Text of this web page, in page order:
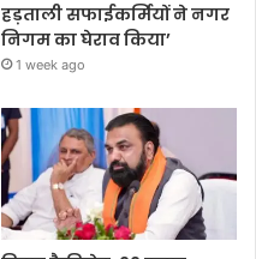
हड़ताली सफाईकर्मियों ने नगर
निगम का घेराव किया’
1 week ago